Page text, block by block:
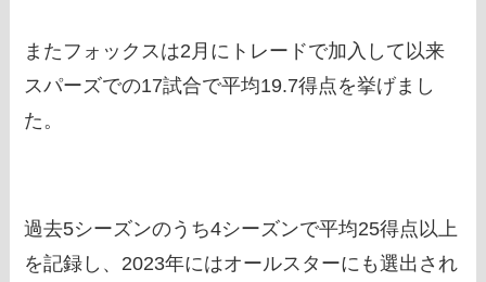
またフォックスは2月にトレードで加入して以来
スパーズでの17試合で平均19.7得点を挙げまし
た。
過去5シーズンのうち4シーズンで平均25得点以上
を記録し、2023年にはオールスターにも選出され